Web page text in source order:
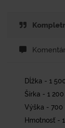
Dĺžka - 1
Šírka - 1
Výška - 700
Hmotnosť -